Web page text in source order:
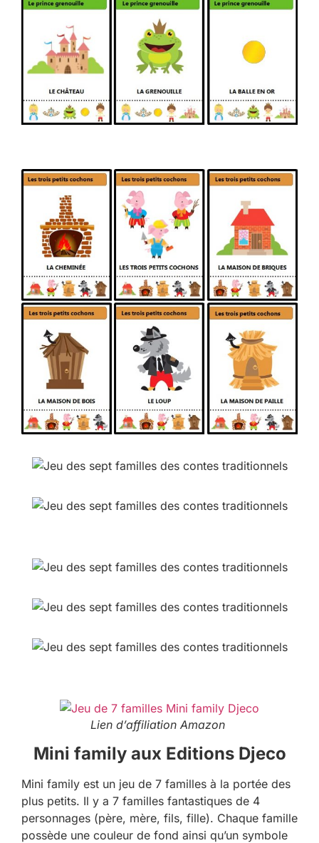
Lien d’affiliation Amazon
Mini family aux Editions Djeco
Mini family est un jeu de 7 familles à la portée des
plus petits. Il y a 7 familles fantastiques de 4
personnages (père, mère, fils, fille). Chaque famille
possède une couleur de fond ainsi qu’un symbole